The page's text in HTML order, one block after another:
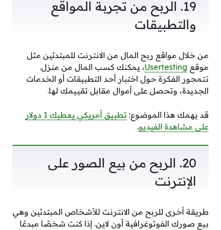
19. الربح من تجربة المواقع
والتطبيقات
من خلال مواقع ربح المال من الانترنت للمبتدئين مثل
موقع Usertesting، يمكنك كسب المال من منزل.
تتمحور الفكرة حول اختبار أحد التطبيقات أو الخدمات
الجديدة، وتحصل على أموال مقابل تقييمك لها.
قد يهمك هذا الموضوع:
تطبيق أمريكي يعطيك 1 دولار
على مشاهدة الفيديو.
20. الربح من بيع الصور على
الإنترنت
طريقة أخرى للربح من الانترنت للأشخاص المبتدئين وهي
بيع صورك الفوتوغرافية أون لاين. إذا كنت شخصًا مبدعًا